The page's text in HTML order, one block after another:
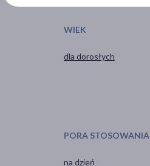
WIEK
dla dorosłych
PORA STOSOWANIA
na dzień